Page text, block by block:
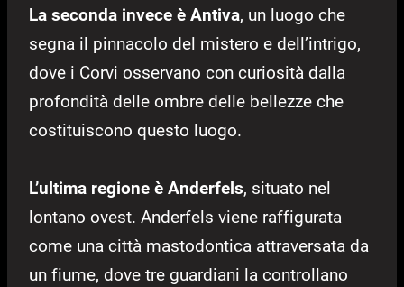
La seconda invece è Antiva, un luogo che
segna il pinnacolo del mistero e dell’intrigo,
dove i Corvi osservano con curiosità dalla
profondità delle ombre delle bellezze che
costituiscono questo luogo.
L’ultima regione è Anderfels, situato nel
lontano ovest. Anderfels viene raffigurata
come una città mastodontica attraversata da
un fiume, dove tre guardiani la controllano